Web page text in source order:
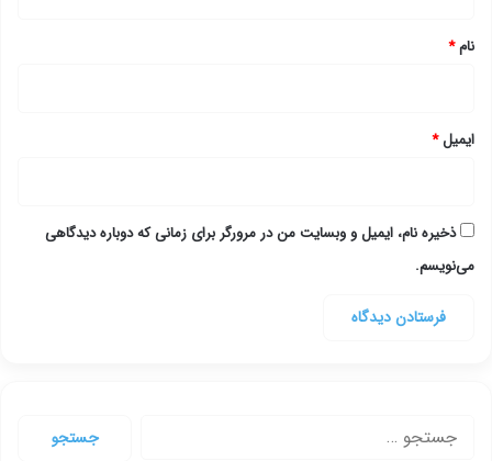
نام*
ایمیل*
ذخیره نام، ایمیل و وبسایت من در مرورگر برای زمانی که دوباره دیدگاهی
می‌نویسم.